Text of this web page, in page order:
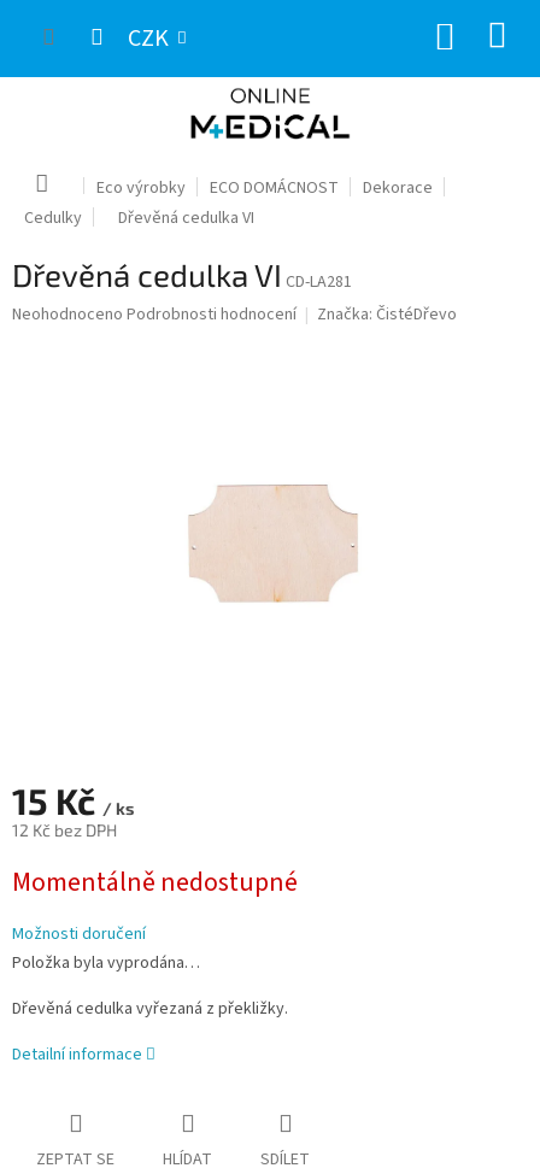
CZK
Domů Eco výrobky ECO DOMÁCNOST
Dekorace
Cedulky
Dřevěná cedulka VI
Dřevěná cedulka VI CD-LA281
Průměrné
Neohodnoceno Podrobnosti hodnocení Značka: ČistéDřevo
15 Kč / ks
12 Kč bez DPH
cena:
Momentálně nedostupné
Možnosti doručení
Položka byla vyprodána…
Dřevěná cedulka vyřezaná z překližky.
Detailní informace
ZEPTAT SE HLÍDAT SDÍLET